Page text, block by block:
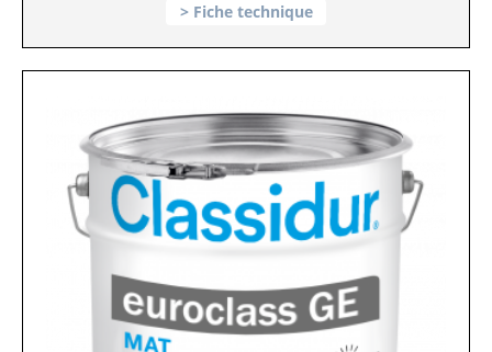
Fiche technique